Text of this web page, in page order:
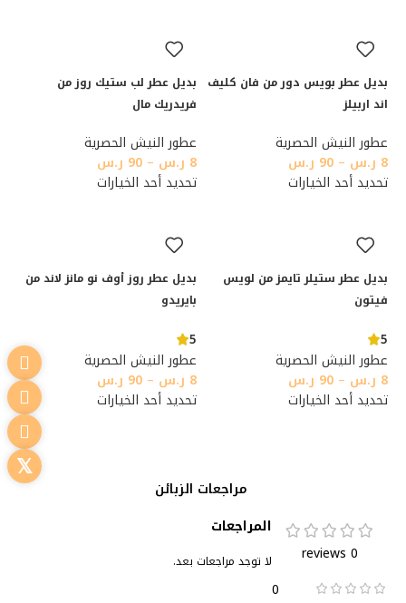
بديل عطر بويس دور من فان كليف
اند اربيلز
عطور النيش الحصرية
8 ر.س –
90 ر.س
تحديد أحد الخيارات
بديل عطر لب ستيك روز من
فريدريك مال
عطور النيش الحصرية
8 ر.س –
90 ر.س
تحديد أحد الخيارات
بديل عطر ستيلر تايمز من لويس
فيتون
5
عطور النيش الحصرية
8 ر.س –
90 ر.س
تحديد أحد الخيارات
بديل عطر روز أوف نو مانز لاند من
بايريدو
5
عطور النيش الحصرية
8 ر.س –
90 ر.س
تحديد أحد الخيارات
مراجعات الزبائن
0 reviews
0
المراجعات
لا توجد مراجعات بعد.